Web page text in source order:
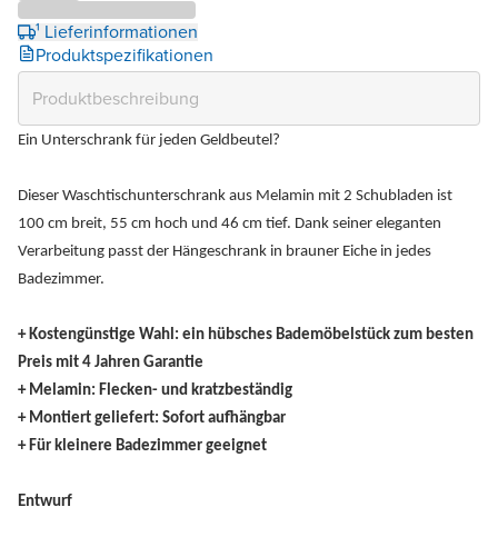
¹ Lieferinformationen
Produktspezifikationen
Ein Unterschrank für jeden Geldbeutel?
Dieser Waschtischunterschrank aus Melamin mit 2 Schubladen ist
100 cm breit, 55 cm hoch und 46 cm tief. Dank seiner eleganten
Verarbeitung passt der Hängeschrank in brauner Eiche in jedes
Badezimmer.
+ Kostengünstige Wahl: ein hübsches Bademöbelstück zum besten
Preis mit 4 Jahren Garantie
+ Melamin: Flecken- und kratzbeständig
+ Montiert geliefert: Sofort aufhängbar
+ Für kleinere Badezimmer geeignet
Entwurf